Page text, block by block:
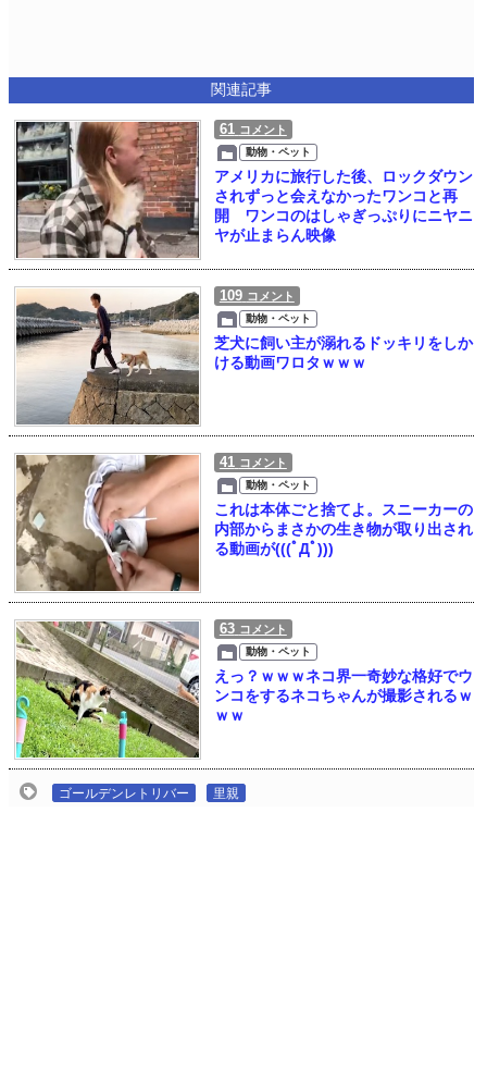
関連記事
61 コメント
動物・ペット
アメリカに旅行した後、ロックダウン
されずっと会えなかったワンコと再
開 ワンコのはしゃぎっぷりにニヤニ
ヤが止まらん映像
109 コメント
動物・ペット
芝犬に飼い主が溺れるドッキリをしか
ける動画ワロタｗｗｗ
41 コメント
動物・ペット
これは本体ごと捨てよ。スニーカーの
内部からまさかの生き物が取り出され
る動画が(((ﾟДﾟ)))
63 コメント
動物・ペット
えっ？ｗｗｗネコ界一奇妙な格好でウ
ンコをするネコちゃんが撮影されるｗ
ｗｗ
ゴールデンレトリバー 里親